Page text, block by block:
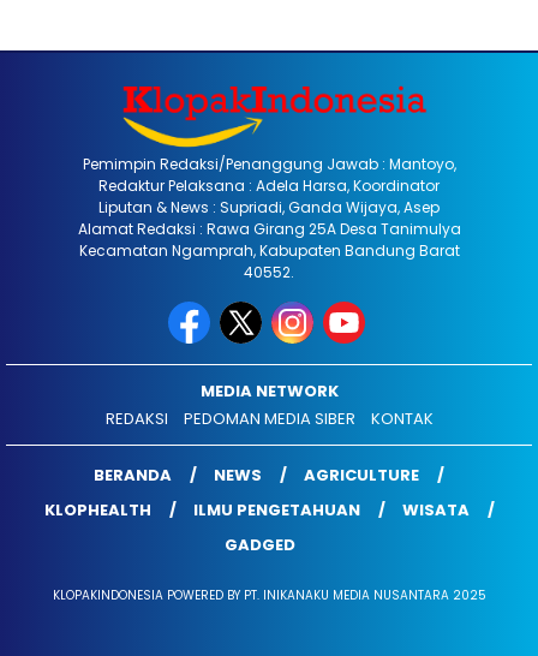
Pemimpin Redaksi/Penanggung Jawab : Mantoyo,
Redaktur Pelaksana : Adela Harsa, Koordinator
Liputan & News : Supriadi, Ganda Wijaya, Asep
Alamat Redaksi : Rawa Girang 25A Desa Tanimulya
Kecamatan Ngamprah, Kabupaten Bandung Barat
40552.
MEDIA NETWORK
REDAKSI
PEDOMAN MEDIA SIBER KONTAK
BERANDA NEWS
AGRICULTURE
KLOPHEALTH
ILMU PENGETAHUAN
WISATA
GADGED
KLOPAKINDONESIA POWERED BY PT. INIKANAKU MEDIA NUSANTARA 2025